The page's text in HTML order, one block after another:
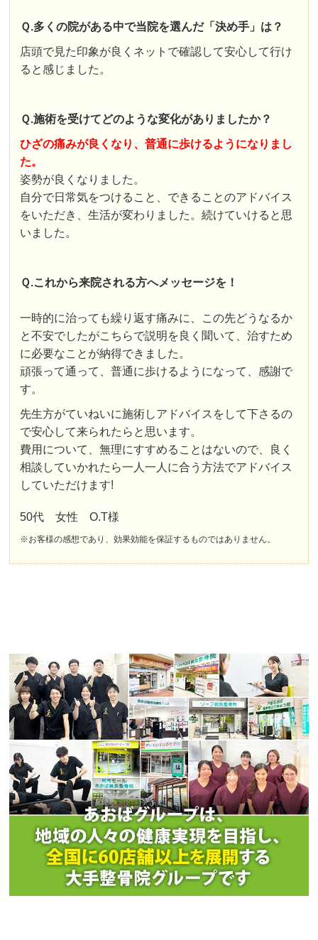
Ｑ.多くの院がある中で当院を選んだ「決め手」は？
店頭で見た印象が良くネットで確認して安心して行け
ると感じました。
Ｑ.施術を受けてどのような変化がありましたか？
ひざの痛みが良くなり、普通に歩けるようになりまし
た。
姿勢が良くなりました。
自分で日常気をつけること、できることのアドバイス
をいただき、生活が変わりました。続けていけると思
いました。
Ｑ.これから来院される方へメッセージを！
一時的に治っても繰り返す痛みに、この先どうなるか
と不安でしたがこちらで説明を良く聞いて、治すため
に必要なことが納得できました。
頑張って通って、普通に歩けるようになって、感謝で
す。
先生方がていねいに施術しアドバイスをして下さるの
で安心して来られたらと思います。
費用について、無理にすすめることはないので、良く
相談していかれたら一人一人に合う方法でアドバイス
していただけます!
50代 女性 O.T様
※お客様の感想であり、効果効能を保証するものではありません。